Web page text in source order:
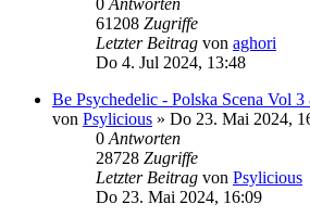
61208 Zugriffe
Letzter Beitrag von aghori
Do 4. Jul 2024, 13:48
Be Psychedelic - Polska Scena Vol
von Psylicious » Do 23. Mai 2024,
0 Antworten
28728 Zugriffe
Letzter Beitrag von Psylicious
Do 23. Mai 2024, 16:09